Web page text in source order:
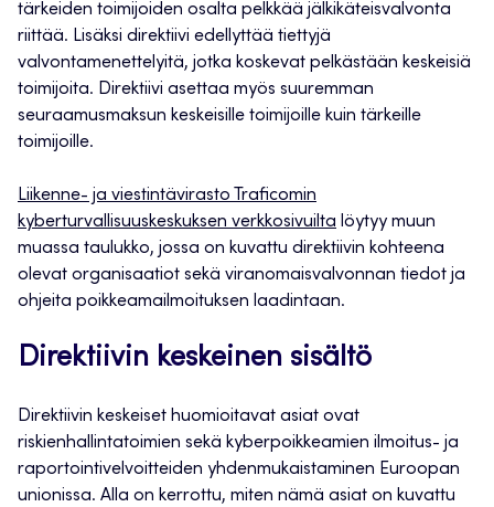
tärkeiden toimijoiden osalta pelkkää jälkikäteisvalvonta
riittää. Lisäksi direktiivi edellyttää tiettyjä
valvontamenettelyitä, jotka koskevat pelkästään keskeisiä
toimijoita. Direktiivi asettaa myös suuremman
seuraamusmaksun keskeisille toimijoille kuin tärkeille
toimijoille.
Liikenne- ja viestintävirasto Traficomin
kyberturvallisuuskeskuksen verkkosivuilta löytyy muun
muassa taulukko, jossa on kuvattu direktiivin kohteena
olevat organisaatiot sekä viranomaisvalvonnan tiedot ja
ohjeita poikkeamailmoituksen laadintaan.
Direktiivin keskeinen sisältö
Direktiivin keskeiset huomioitavat asiat ovat
riskienhallintatoimien sekä kyberpoikkeamien ilmoitus- ja
raportointivelvoitteiden yhdenmukaistaminen Euroopan
unionissa. Alla on kerrottu, miten nämä asiat on kuvattu